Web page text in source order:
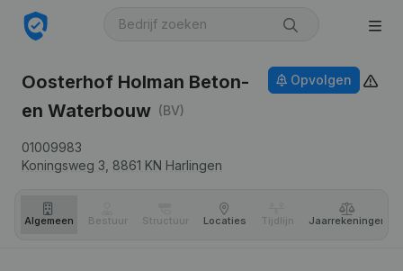
Oosterhof Holman Beton-
en Waterbouw (BV)
01009983
Koningsweg 3, 8861 KN Harlingen
Opvolgen
Algemeen Bestuur Structuur Locaties Tijdlijn Jaar­rekeningen